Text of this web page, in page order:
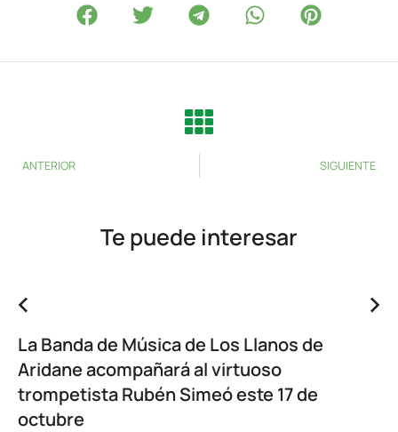
ANTERIOR SIGUIENTE
Te puede interesar
La Banda de Música de Los Llanos de
Aridane acompañará al virtuoso
trompetista Rubén Simeó este 17 de
octubre